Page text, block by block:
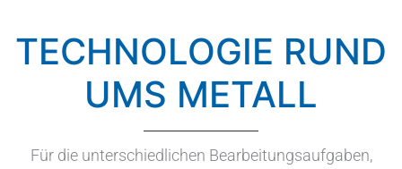
TECHNOLOGIE RUND
UMS METALL
Für die unterschiedlichen Bearbeitungsaufgaben,